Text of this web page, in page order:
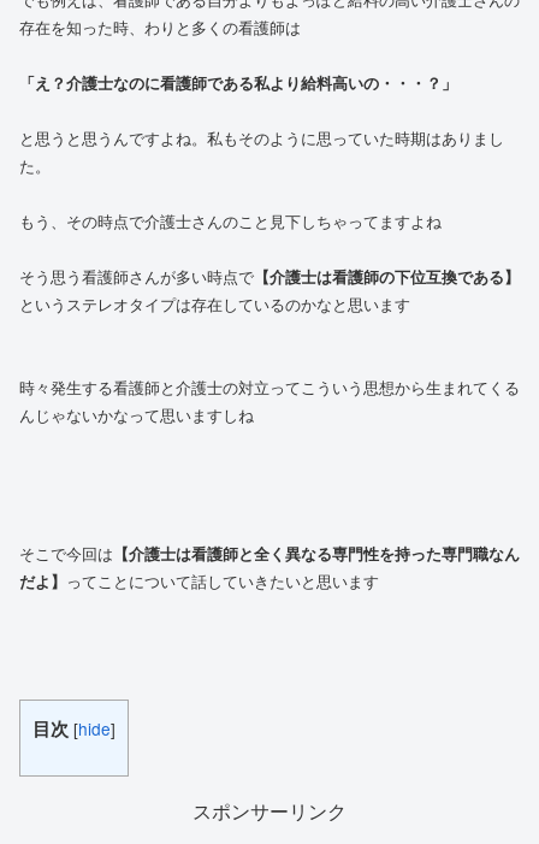
存在を知った時、わりと多くの看護師は
「え？介護士なのに看護師である私より給料高いの・・・？」
と思うと思うんですよね。私もそのように思っていた時期はありまし
た。
もう、その時点で介護士さんのこと見下しちゃってますよね
そう思う看護師さんが多い時点で 【介護士は看護師の下位互換である】
というステレオタイプは存在しているのかなと思います
時々発生する看護師と介護士の対立ってこういう思想から生まれてくる
んじゃないかなって思いますしね
そこで今回は 【介護士は看護師と全く異なる専門性を持った専門職なん
だよ】 ってことについて話していきたいと思います
目次 [hide]
スポンサーリンク